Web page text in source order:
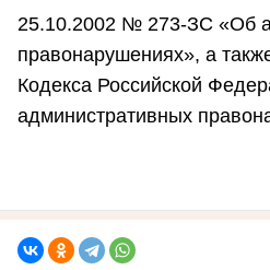
25.10.2002 № 273-ЗС «Об
правонарушениях», а
Кодекса Российской
административных